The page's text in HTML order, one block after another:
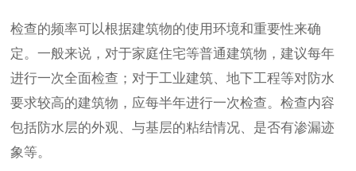
检查的频率可以根据建筑物的使用环境和重要性来确
定。一般来说，对于家庭住宅等普通建筑物，建议每年
进行一次全面检查；对于工业建筑、地下工程等对防水
要求较高的建筑物，应每半年进行一次检查。检查内容
包括防水层的外观、与基层的粘结情况、是否有渗漏迹
象等。